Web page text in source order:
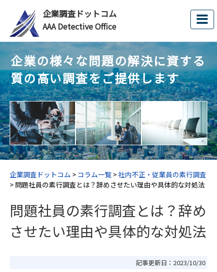
企業調査ドットコム
AAA Detective Office
企業の様々な問題の解決に資する
質の高い調査をご提供します
企業調査ドットコム > コラム一覧 >社内不正・従業員の素行調査
> 問題社員の素行調査とは？辞めさせたい理由や具体的な対処法
問題社員の素行調査とは？辞め
させたい理由や具体的な対処法
記事更新日： 2023/10/30